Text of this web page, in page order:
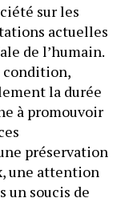
sur les
actuelles
de l’humain.
condition,
la durée
à promouvoir
préservation
une attention
un soucis de